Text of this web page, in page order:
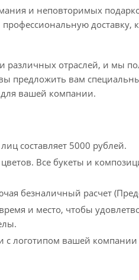
и неповторимых
отраслей, и мы
предложить вам
вашей компании.
составляет 5000 рублей.
Все букеты и
безналичный расчет
и место, чтобы
логотипом вашей